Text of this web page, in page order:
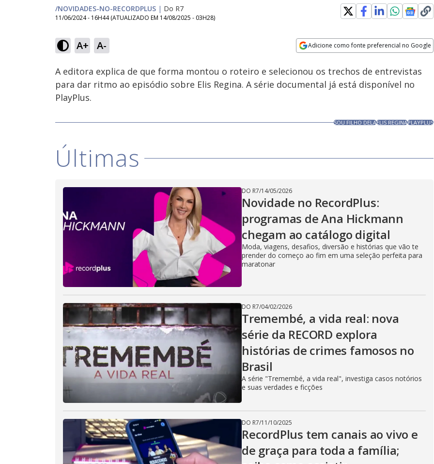
/NOVIDADES-NO-RECORDPLUS | Do R7
11/06/2024 - 16H44 (ATUALIZADO EM 14/08/2025 - 03H28)
A+ A- Adicione como fonte preferencial no Google
Ativar
Som
Velocidade
A editora explica de que forma montou o roteiro e selecionou os trechos de entrevistas
para dar ritmo ao episódio sobre Elis Regina. A série documental já está disponível no
PlayPlus.
SOU FILHO DELAELIS REGINAPLAYPLUS
Últimas
DO R7/14/05/2026
Novidade no RecordPlus:
programas de Ana Hickmann
chegam ao catálogo digital
Moda, viagens, desafios, diversão e histórias que vão te
prender do começo ao fim em uma seleção perfeita para
maratonar
DO R7/04/02/2026
Tremembé, a vida real: nova
série da RECORD explora
histórias de crimes famosos no
Brasil
A série "Tremembé, a vida real", investiga casos notórios
e suas verdades e ficções
DO R7/11/10/2025
RecordPlus tem canais ao vivo e
de graça para toda a família;